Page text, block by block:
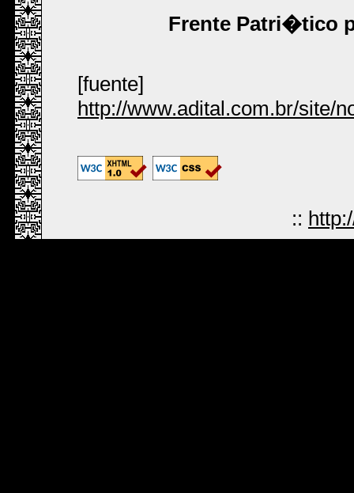
Frente Patri�tico
[fuente]
http://www.adital.com.br/site/
::